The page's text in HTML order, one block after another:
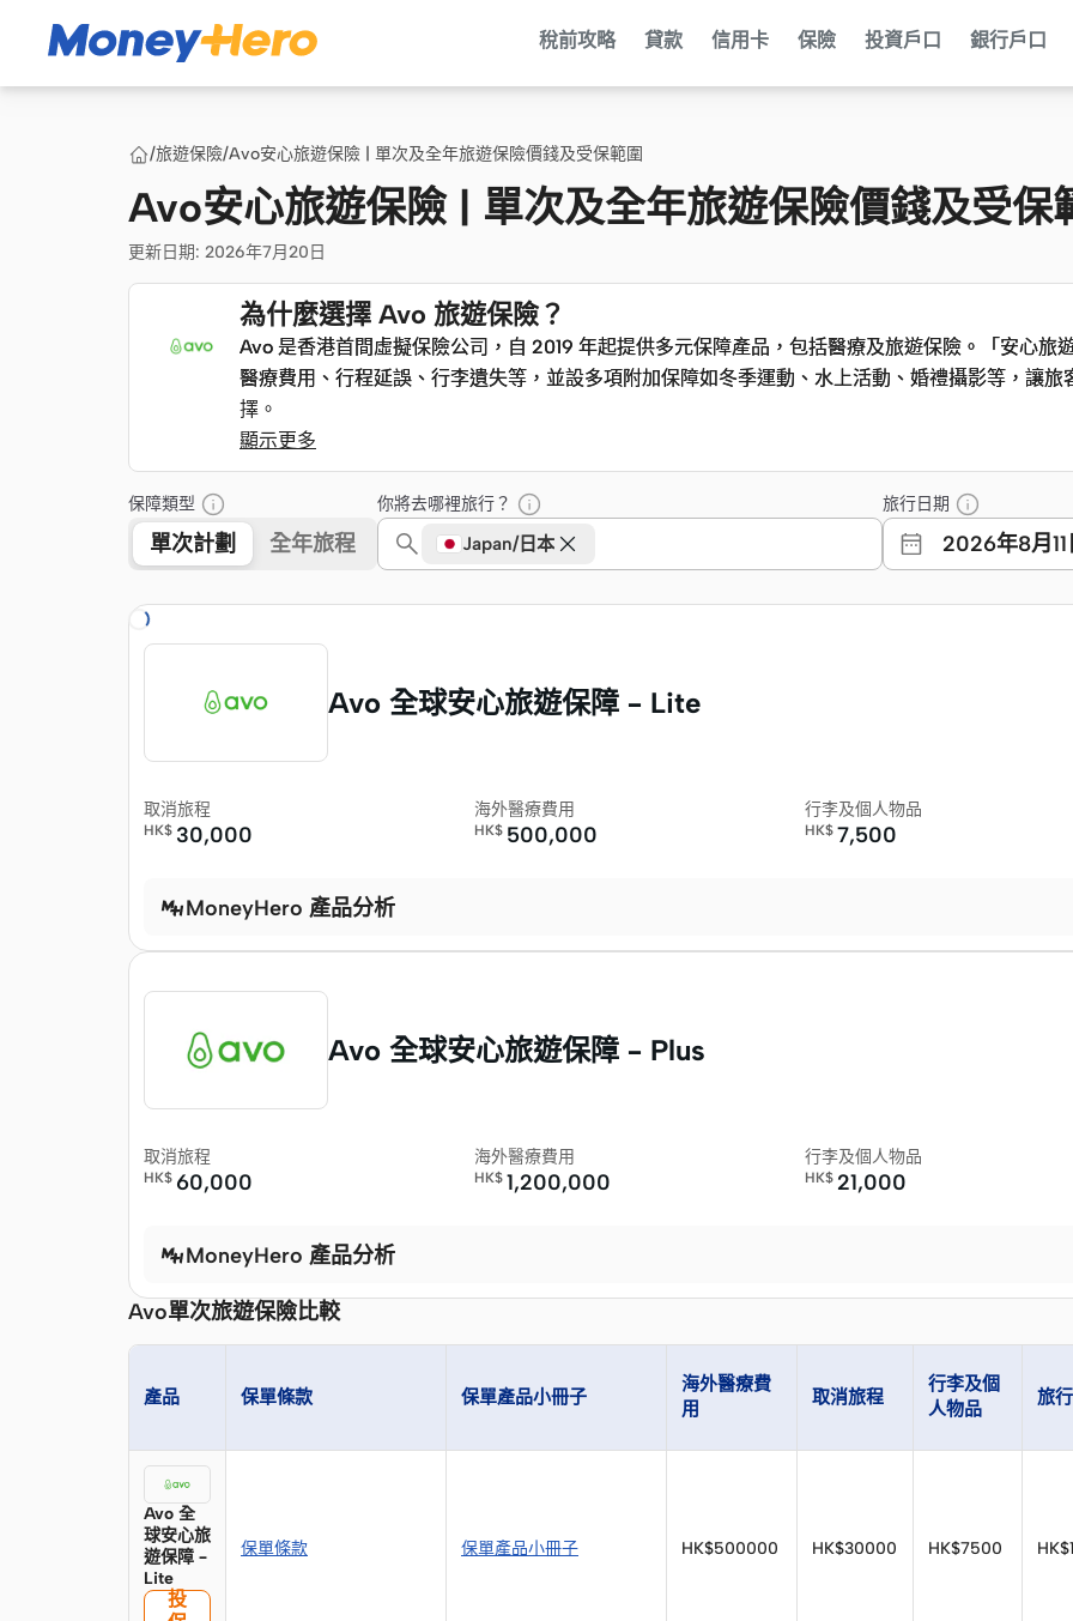
稅前攻略 貸款 信用卡 保險 投資戶口 銀行戶口
/旅遊保險/Avo安心旅遊保險 | 單次及全年旅遊保險價錢及受保範圍
Avo安心旅遊保險 | 單次及全年旅遊保險價錢及受保
更新日期: 2026年7月20日
為什麼選擇 Avo 旅遊保險？
Avo 是香港首間虛擬保險公司，自 2019 年起提供多元保障產品，包括醫療及旅遊保險。「安心旅
醫療費用、行程延誤、行李遺失等，並設多項附加保障如冬季運動、水上活動、婚禮攝影等，讓旅
擇。
Avo 是香港首間虛擬保險公司，自 2019 年起提供多元保障產品，包括醫療及旅遊保險。「安心旅
醫療費用、行程延誤、行李遺失等，並設多項附加保障如冬季運動、水上活動、婚禮攝影等，讓旅
擇。
顯示更多
保障類型
單次計劃 全年旅程
你將去哪裡旅行？
Japan/日本
旅行日期
2026年8月11
Avo 全球安心旅遊保障 – Lite
取消旅程
HK$ 30,000
海外醫療費用
HK$ 500,000
行李及個人物品
HK$ 7,500
MoneyHero 產品分析
Avo 全球安心旅遊保障 – Plus
取消旅程
HK$ 60,000
海外醫療費用
HK$ 1,200,000
行李及個人物品
HK$ 21,000
MoneyHero 產品分析
Avo單次旅遊保險比較
產品 保單條款 保單產品小冊子
海外醫療費
用
取消旅程
行李及個
人物品
旅
Avo 全
球安心旅
遊保障 –
Lite
投
保單條款 保單產品小冊子 HK$500000 HK$30000 HK$7500